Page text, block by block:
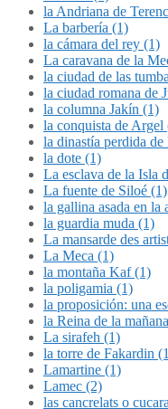
la Andriana de
La barbería (1)
la cámara del rey (1)
La caravana de la
la ciudad de las
la ciudad romana de
la columna Jakín (1)
la conquista de Argel
la dinastía perdida
la dote (1)
La esclava de la Isla
La fuente de Siloé (1)
la gallina asada en la
la guardia muda (1)
La mansarde des
La Meca (1)
la montaña Kaf (1)
la poligamia (1)
la proposición: una
la Reina de la
La sirafeh (1)
la torre de Fakardin
Lamartine (1)
Lamec (2)
las cancrelats o